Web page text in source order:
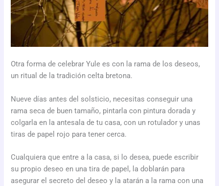
Otra forma de celebrar Yule es con la rama de los deseos,
un ritual de la tradición celta bretona.
Nueve días antes del solsticio, necesitas conseguir una
rama seca de buen tamaño, pintarla con pintura dorada y
colgarla en la antesala de tu casa, con un rotulador y unas
tiras de papel rojo para tener cerca.
Cualquiera que entre a la casa, si lo desea, puede escribir
su propio deseo en una tira de papel, la doblarán para
asegurar el secreto del deseo y la atarán a la rama con una